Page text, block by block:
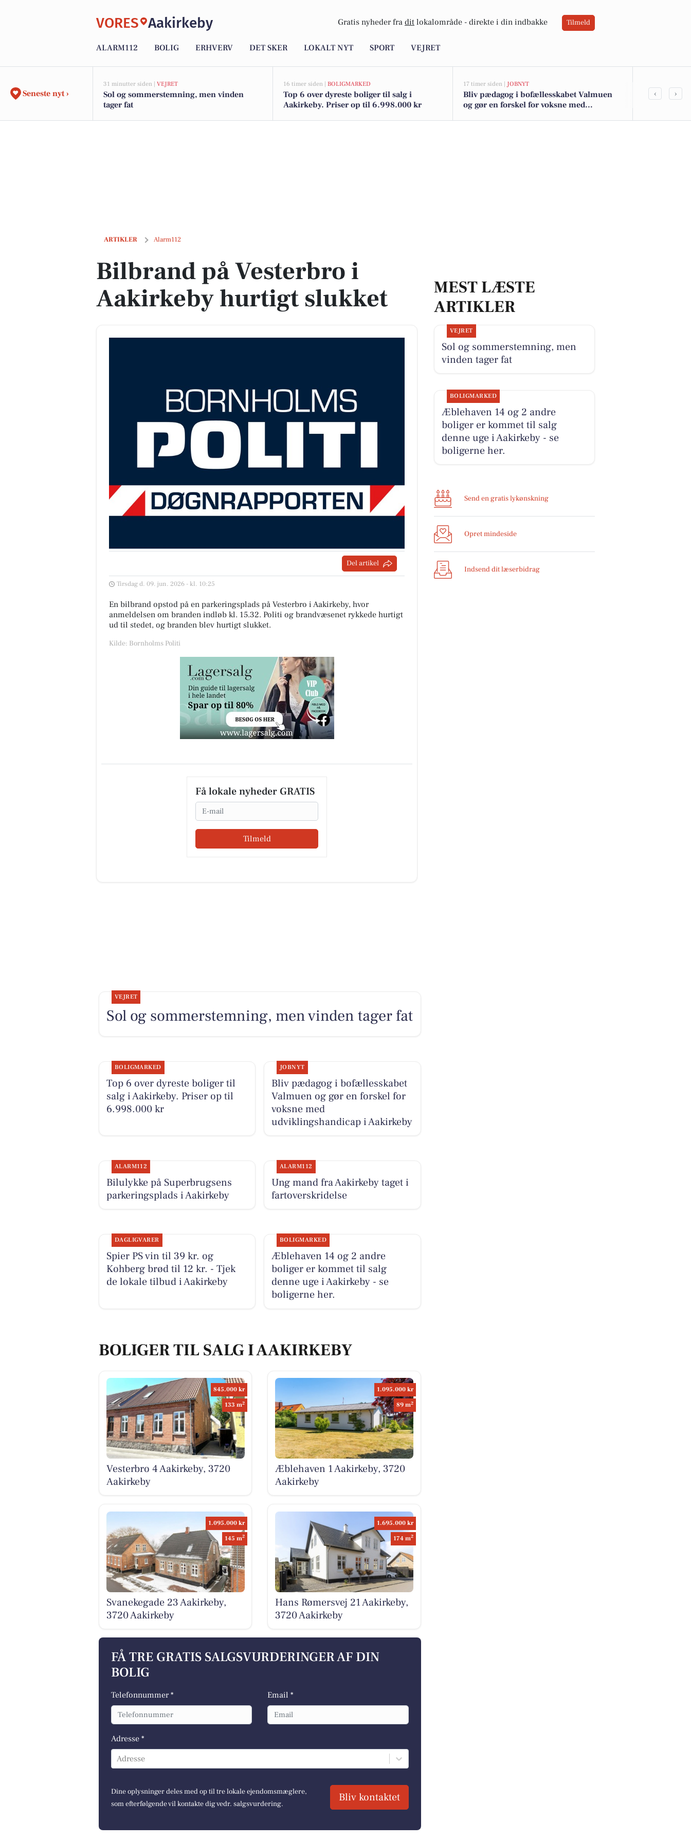
VORES Aakirkeby Gratis nyheder fra dit lokalområde - direkte i din indbakke Tilmeld
ALARM112 BOLIG ERHVERV DET SKER LOKALT NYT SPORT VEJRET
Seneste nyt ›
31 minutter siden | VEJRET
Sol og sommerstemning, men vinden
tager fat
16 timer siden | BOLIGMARKED
Top 6 over dyreste boliger til salg i
Aakirkeby. Priser op til 6.998.000 kr
17 timer siden | JOBNYT
Bliv pædagog i bofællesskabet Valmuen
og gør en forskel for voksne med
Bilulykke
‹ ›
ARTIKLER Alarm112
Bilbrand på Vesterbro i Aakirkeby hurtigt slukket
Bilbrand på Vesterbro i
Aakirkeby hurtigt slukket
Del artikel
Tirsdag d. 09. jun. 2026 - kl. 10:25
En bilbrand opstod på en parkeringsplads på Vesterbro i Aakirkeby, hvor
anmeldelsen om branden indløb kl. 15.32. Politi og brandvæsenet rykkede hurtigt
ud til stedet, og branden blev hurtigt slukket.
Kilde: Bornholms Politi
Få lokale nyheder GRATIS
Email
Tilmeld
MEST LÆSTE
ARTIKLER
VEJRET
Sol og sommerstemning, men
vinden tager fat
BOLIGMARKED
Æblehaven 14 og 2 andre
boliger er kommet til salg
denne uge i Aakirkeby - se
boligerne her.
Send en gratis lykønskning
Opret mindeside
Indsend dit læserbidrag
VEJRET
Sol og sommerstemning, men vinden tager fat
BOLIGMARKED
Top 6 over dyreste boliger til
salg i Aakirkeby. Priser op til
6.998.000 kr
JOBNYT
Bliv pædagog i bofællesskabet
Valmuen og gør en forskel for
voksne med
udviklingshandicap i Aakirkeby
ALARM112
Bilulykke på Superbrugsens
parkeringsplads i Aakirkeby
ALARM112
Ung mand fra Aakirkeby taget i
fartoverskridelse
DAGLIGVARER
Spier PS vin til 39 kr. og
Kohberg brød til 12 kr. - Tjek
de lokale tilbud i Aakirkeby
BOLIGMARKED
Æblehaven 14 og 2 andre
boliger er kommet til salg
denne uge i Aakirkeby - se
boligerne her.
BOLIGER TIL SALG I AAKIRKEBY
845.000 kr
133 m2
Vesterbro 4 Aakirkeby, 3720
Aakirkeby
1.095.000 kr
89 m2
Æblehaven 1 Aakirkeby, 3720
Aakirkeby
1.095.000 kr
145 m2
Svanekegade 23 Aakirkeby,
3720 Aakirkeby
1.695.000 kr
174 m2
Hans Rømersvej 21 Aakirkeby,
3720 Aakirkeby
FÅ TRE GRATIS SALGSVURDERINGER AF DIN
BOLIG
Telefonnummer * Email *
Adresse *
Adresse
Dine oplysninger deles med op til tre lokale ejendomsmæglere,
som efterfølgende vil kontakte dig vedr. salgsvurdering.
Bliv kontaktet